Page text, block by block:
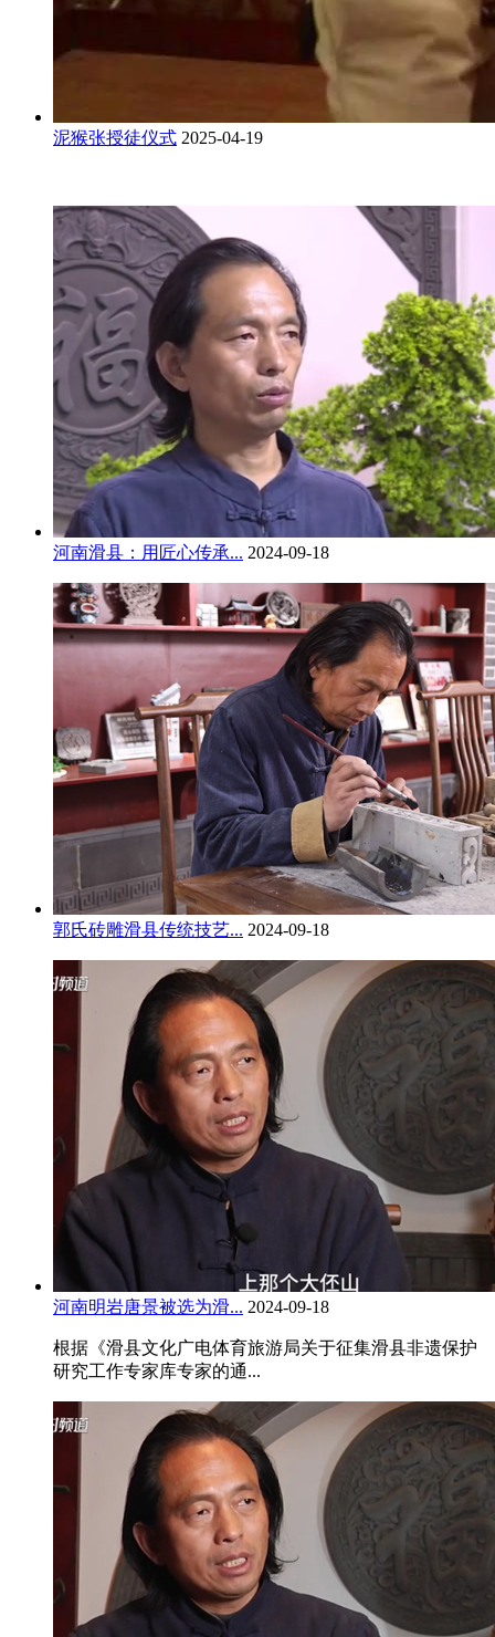
泥猴张授徒仪式 2025-04-19
河南滑县：用匠心传承... 2024-09-18
郭氏砖雕滑县传统技艺... 2024-09-18
河南明岩唐景被选为滑... 2024-09-18
根据《滑县文化广电体育旅游局关于征集滑县非遗保护
研究工作专家库专家的通...